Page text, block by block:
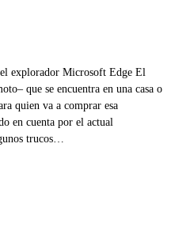
explorador Microsoft Edge El
que se encuentra en una casa o
quien va a comprar esa
en cuenta por el actual
trucos…